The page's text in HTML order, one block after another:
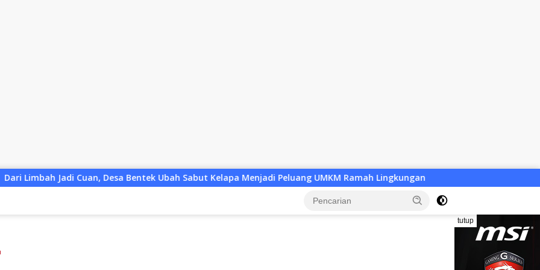
Bentek Ubah Sabut Kelapa Menjadi Peluang UMKM Ramah Lingkungan Desa Baru Tak Lagi Sekadar Wacana,
tutup